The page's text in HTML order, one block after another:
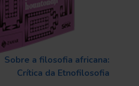
Sobre a filosofia africana:
Crítica da Etnofilosofia